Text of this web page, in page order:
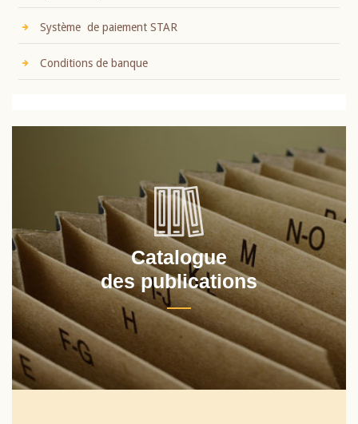
Système de paiement STAR
Conditions de banque
Catalogue
des publications